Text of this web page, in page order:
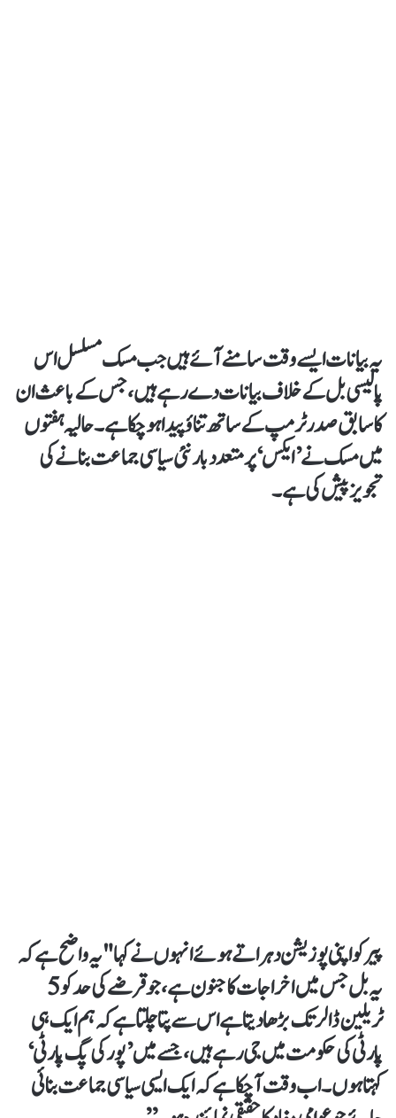
یہ بیانات ایسے وقت سامنے آئے ہیں جب مسک مسلسل اس
پالیسی بل کے خلاف بیانات دے رہے ہیں، جس کے باعث ان
کا سابق صدر ٹرمپ کے ساتھ تناؤ پیدا ہو چکا ہے۔ حالیہ ہفتوں
میں مسک نے ’ایکس‘ پر متعدد بار نئی سیاسی جماعت بنانے کی
تجویز پیش کی ہے۔
پیر کو اپنی پوزیشن دہراتے ہوئے انہوں نے کہا "یہ واضح ہے کہ
یہ بل جس میں اخراجات کا جنون ہے، جو قرضے کی حد کو 5
ٹریلین ڈالر تک بڑھا دیتا ہے اس سے پتا چلتا ہے کہ ہم ایک ہی
پارٹی کی حکومت میں جی رہے ہیں، جسے میں ’پورکی پگ پارٹی‘
کہتا ہوں۔ اب وقت آ چکا ہے کہ ایک ایسی سیاسی جماعت بنائی